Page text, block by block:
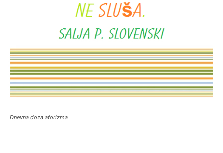
Dnevna doza aforizma